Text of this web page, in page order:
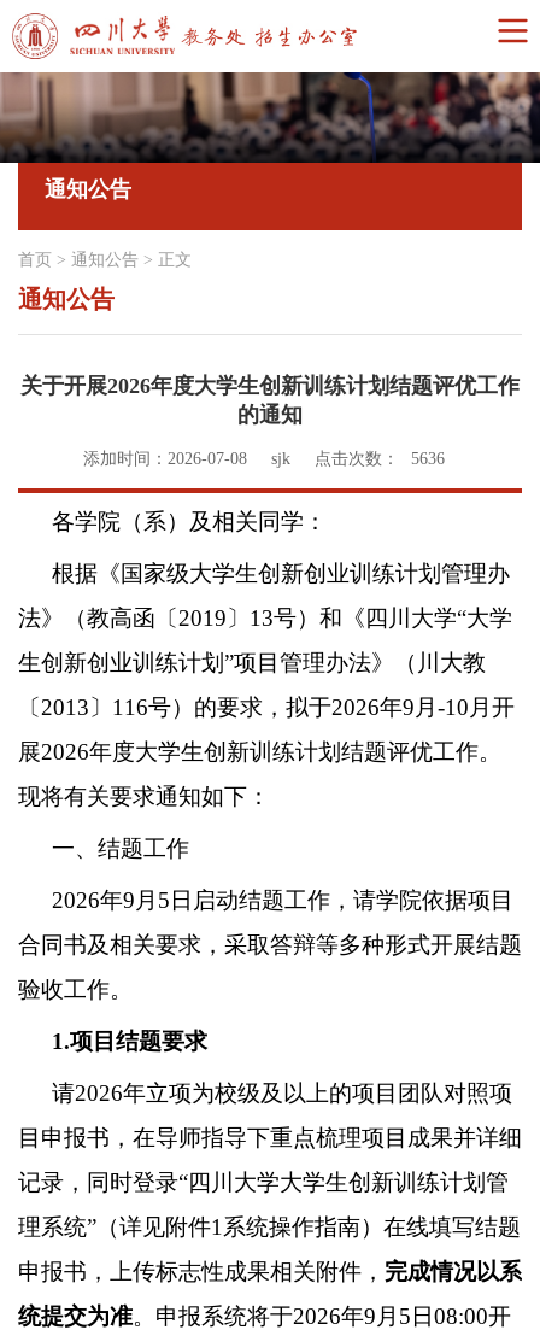
通知公告
首页 > 通知公告 > 正文
通知公告
关于开展2026年度大学生创新训练计划结题评优工作
的通知
添加时间：2026-07-08 sjk 点击次数： 5636
各学院（系）及相关同学：
根据《国家级大学生创新创业训练计划管理办
法》（教高函〔2019〕 13号）和《四川大学“大学
生创新创业训练计划”项目管理办法》（川大教
〔2013〕 116号）的要求，拟于2026年9 月-10 月开
展2026年度大学生创新训练计划结题评优工作。
现将有关要求通知如下：
一、结题工作
2026年9 月 5日启动结题工作，请学院依据项目
合同书及相关要求，采取答辩等多种形式开展结题
验收工作。
1.项目结题要求
请2026年立项为校级及以上的项目团队对照项
目申报书，在导师指导下重点梳理项目成果并详细
记录，同时登录“四川大学大学生创新训练计划管
理系统”（详见附件1 系统操作指南）在线填写结题
申报书，上传标志性成果相关附件， 完成情况以系
统提交为准。申报系统将于2026年9 月 5日08:00开